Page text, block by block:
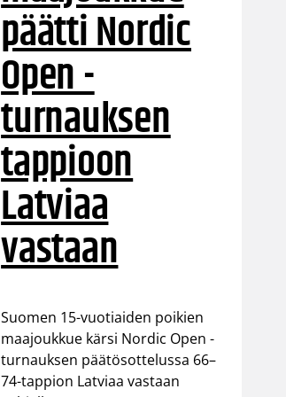
päätti Nordic
Open -
turnauksen
tappioon
Latviaa
vastaan
Suomen 15-vuotiaiden poikien
maajoukkue kärsi Nordic Open -
turnauksen päätösottelussa 66–
74-tappion Latviaa vastaan